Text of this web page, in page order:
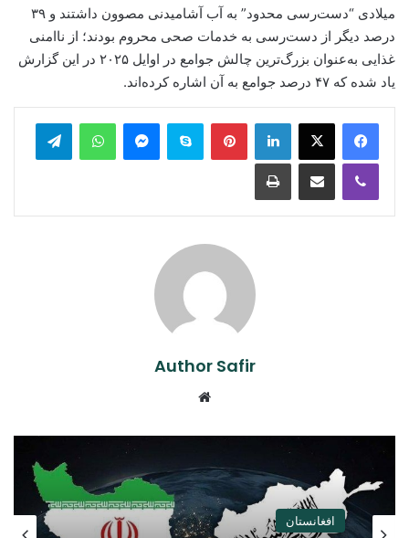
میلادی “دست‌رسی محدود” به آب آشامیدنی مصوون داشتند و ۳۹
درصد دیگر از دست‌رسی به خدمات صحی محروم بودند؛ از ناامنی
غذایی به‌عنوان بزرگ‌ترین چالش جوامع در اوایل ۲۰۲۵ در این گزارش
یاد شده که ۴۷ درصد جوامع به آن اشاره کرده‌اند.
LinkedIn
Pinterest
Skype
Messenger
WhatsApp
Viber
Share via Email
Print
Author Safir
افغانستان